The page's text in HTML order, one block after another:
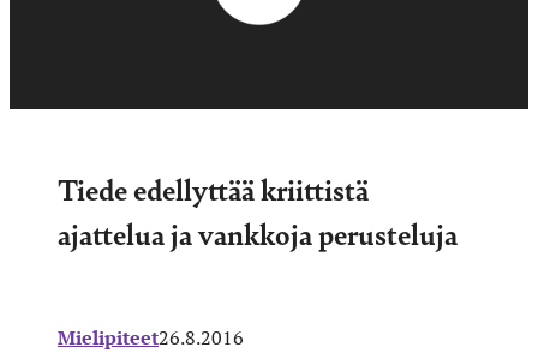
Tiede edellyttää kriittistä
ajattelua ja vankkoja perusteluja
Mielipiteet26.8.2016